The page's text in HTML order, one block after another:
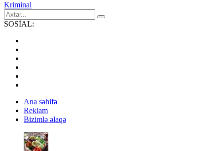
Kriminal
SOSİAL:
Ana səhifə
Reklam
Bizimlə əlaqə